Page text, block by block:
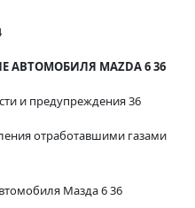
АВТОМОБИЛЯ MAZDA 6 36
и предупреждения 36
отработавшими газами
Мазда 6 36